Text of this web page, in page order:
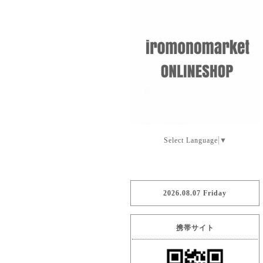
Select Language ▼
2026.08.07 Friday
携帯サイト